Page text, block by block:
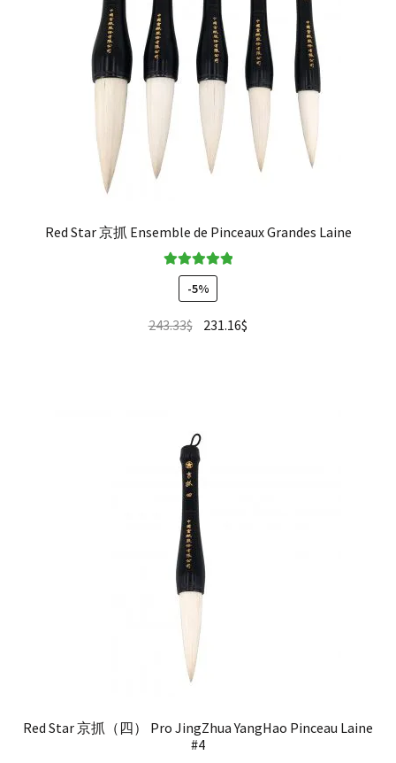
Red Star 京抓 Ensemble de Pinceaux Grandes Laine
Note5.00sur
5
-5%
243.33$ 231.16$
Red Star 京抓（四） Pro JingZhua YangHao Pinceau Laine
#4